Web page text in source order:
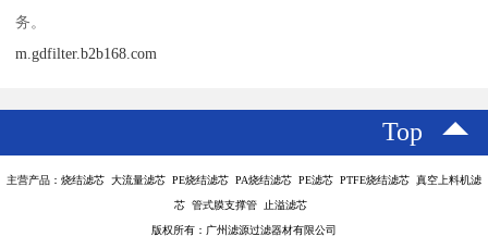
务。
m.gdfilter.b2b168.com
Top
主营产品：烧结滤芯 大流量滤芯 PE烧结滤芯 PA烧结滤芯 PE滤芯 PTFE烧结滤芯 真空上料机滤
芯 管式膜支撑管 止溢滤芯
版权所有：广州滤源过滤器材有限公司